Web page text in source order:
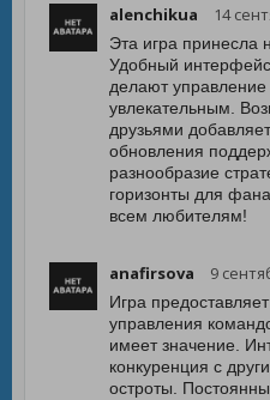
alenchikua 14
Эта игра принесла
Удобный
делают
увлекательным.
друзьями
обновления
разнообразие
горизонты для
всем любителям!
anafirsova 9
Игра
управления
имеет значение.
конкуренция с
остроты.